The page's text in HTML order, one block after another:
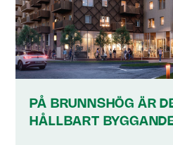
PÅ BRUNNSHÖG ÄR
HÅLLBART